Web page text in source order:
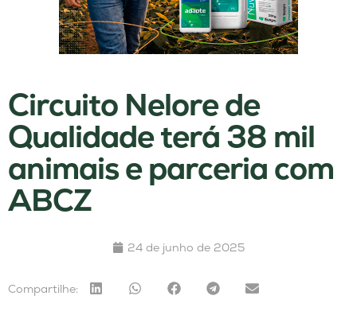
Circuito Nelore de
Qualidade terá 38 mil
animais e parceria com
ABCZ
24 de junho de 2025
Compartilhe: